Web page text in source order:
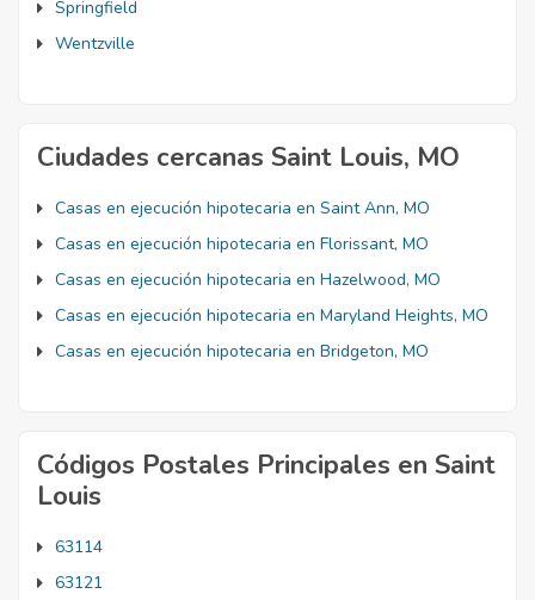
Springfield
Wentzville
Ciudades cercanas Saint Louis, MO
Casas en ejecución hipotecaria en Saint Ann, MO
Casas en ejecución hipotecaria en Florissant, MO
Casas en ejecución hipotecaria en Hazelwood, MO
Casas en ejecución hipotecaria en Maryland Heights, MO
Casas en ejecución hipotecaria en Bridgeton, MO
Códigos Postales Principales en Saint
Louis
63114
63121